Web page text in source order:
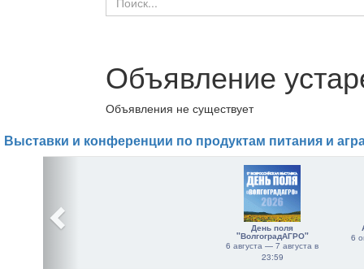
Объявление
Объявления не существует
Выставки и конференции по продуктам питания и
День поля
"ВолгоградАГРО"
6 августа — 7 августа в
23:59
6